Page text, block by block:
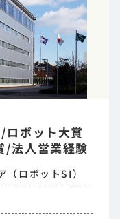
ロボット大賞
/法人営業経験
（ロボットSI）